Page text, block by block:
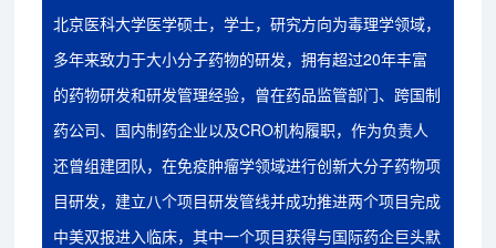
北京医科大学医学硕士，学士，研究方向为毒理学领域，
多年来致力于大小分子药物的研发，拥有超过20年丰富
的药物研发和研发管理经验，曾在药品监管部门、跨国制
药公司、国内制药企业以及CRO机构履职，作为负责人
还曾组建团队，在免疫肿瘤学领域进行创新大分子药物项
目研发，建立八个项目研发管线并成功推进两个项目完成
中美双报进入临床，其中一个项目获得与国际药企巨头默